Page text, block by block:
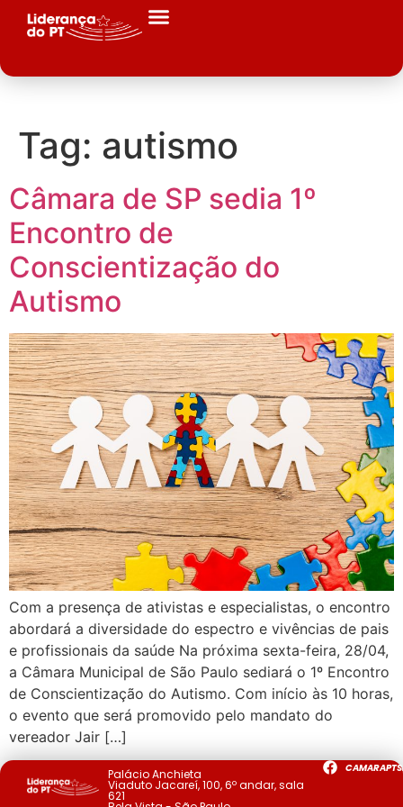
Tag: autismo
Câmara de SP sedia 1º
Encontro de
Conscientização do
Autismo
Com a presença de ativistas e especialistas, o encontro
abordará a diversidade do espectro e vivências de pais
e profissionais da saúde Na próxima sexta-feira, 28/04,
a Câmara Municipal de São Paulo sediará o 1º Encontro
de Conscientização do Autismo. Com início às 10 horas,
o evento que será promovido pelo mandato do
vereador Jair […]
Palácio Anchieta
Viaduto Jacareí, 100, 6º andar, sala
621